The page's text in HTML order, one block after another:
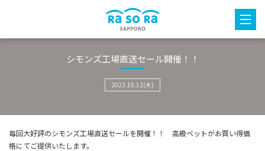
シモンズ工場直送セール開催！！
2023.10.12(木)
毎回大好評のシモンズ工場直送セールを開催！！ 高級ベットがお買い得価
格にてご提供いたします。